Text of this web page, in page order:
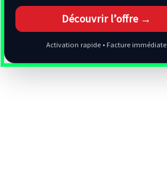
Découvrir l’offre →
Activation rapide • Facture immédiate